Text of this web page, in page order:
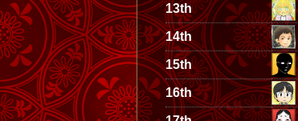
13th
14th
15th
16th